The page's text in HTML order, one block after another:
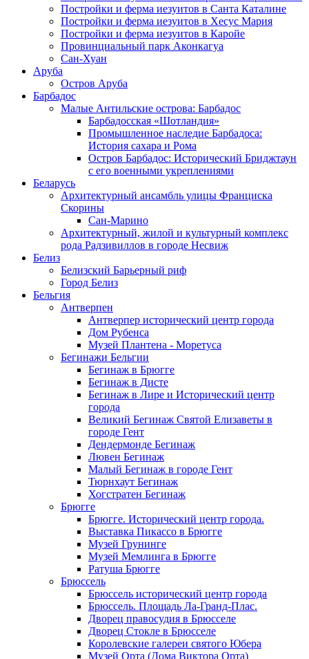
Постройки и ферма иезуитов в Санта Каталине
Постройки и ферма иезуитов в Хесус Мария
Постройки и ферма иезуитов в Каройе
Провинциальный парк Аконкагуа
Сан-Хуан
Аруба
Остров Аруба
Барбадос
Малые Антильские острова: Барбадос
Барбадосская «Шотландия»
Промышленное наследие Барбадоса:
История сахара и Рома
Остров Барбадос: Исторический Бриджтаун
с его военными укреплениями
Беларусь
Архитектурный ансамбль улицы Франциска
Скорины
Сан-Марино
Архитектурный, жилой и культурный комплекс
рода Радзивиллов в городе Несвиж
Белиз
Белизский Барьерный риф
Город Белиз
Бельгия
Антверпен
Антверпер исторический центр города
Дом Рубенса
Музей Плантена - Моретуса
Бегинажи Бельгии
Бегинаж в Брюгге
Бегинаж в Дисте
Бегинаж в Лире и Исторический центр
города
Великий Бегинаж Святой Елизаветы в
городе Гент
Дендермонде Бегинаж
Лювен Бегинаж
Малый Бегинаж в городе Гент
Тюрнхаут Бегинаж
Хогстратен Бегинаж
Брюгге
Брюгге. Исторический центр города.
Выставка Пикассо в Брюгге
Музей Грунинге
Музей Мемлинга в Брюгге
Ратуша Брюгге
Брюссель
Брюссель исторический центр города
Брюссель. Площадь Ла-Гранд-Плас.
Дворец правосудия в Брюсселе
Дворец Стокле в Брюсселе
Королевские галереи святого Юбера
Музей Орта (Дома Виктора Орта)